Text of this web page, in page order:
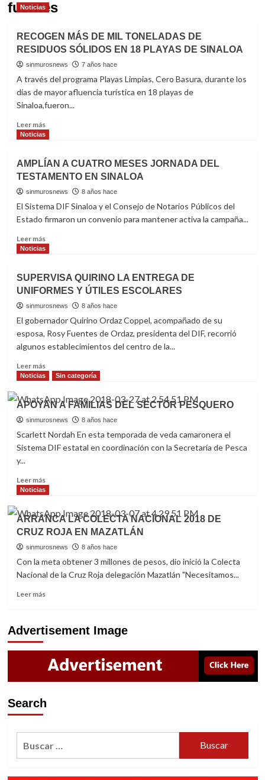
fuentes
Noticias
RECOGEN MÁS DE MIL TONELADAS DE
RESIDUOS SÓLIDOS EN 18 PLAYAS DE SINALOA
sinmurosnews 7 años hace
A través del programa Playas Limpias, Cero Basura, durante los
días de mayor afluencia turística en 18 playas de
Sinaloa,fueron...
Leer másRead
more
RECOGEN
MÁS
DE
MIL
TONELADAS
RESIDUOS
EN
DE
SINALOA
Noticias
AMPLÍAN A CUATRO MESES JORNADA DEL
TESTAMENTO EN SINALOA
sinmurosnews 8 años hace
El Sistema DIF Sinaloa y el Consejo de Notarios Públicos del
Estado firmaron un convenio para mantener activa la campaña...
Leer másRead
more
A
CUATRO
MESES
JORNADA
TESTAMENTO
EN
Noticias
SUPERVISA QUIRINO LA ENTREGA DE
UNIFORMES Y ÚTILES ESCOLARES
sinmurosnews 8 años hace
El gobernador Quirino Ordaz Coppel, acompañado de su
esposa, Rosy Fuentes de Ordaz, presidenta del DIF, recorrió
algunos establecimientos del centro de la...
Leer másRead
more
SUPERVISA
QUIRINO
LA
ENTREGA
DE
ESCOLARES
Noticias Sin categoría
APOYAN A FAMILIAS DEL SECTOR PESQUERO
sinmurosnews 8 años hace
Scarlett Nordah En esta temporada de veda camaronera el
Sistema DIF estatal en coordinación con la Secretaría de Pesca
y...
Leer másRead
more
APOYAN
A
FAMILIAS
DEL
SECTOR
Noticias
ARRANCA LA COLECTA NACIONAL 2018 DE
CRUZ ROJA EN MAZATLÁN
sinmurosnews 8 años hace
Con la meta obtener 3 millones de pesos, dio inició la Colecta
Nacional de la Cruz Roja delegación Mazatlán "Necesitamos...
Leer másRead
ARRANCA
LA
COLECTA
NACIONAL
2018
DE
ROJA
Advertisement Image
Search